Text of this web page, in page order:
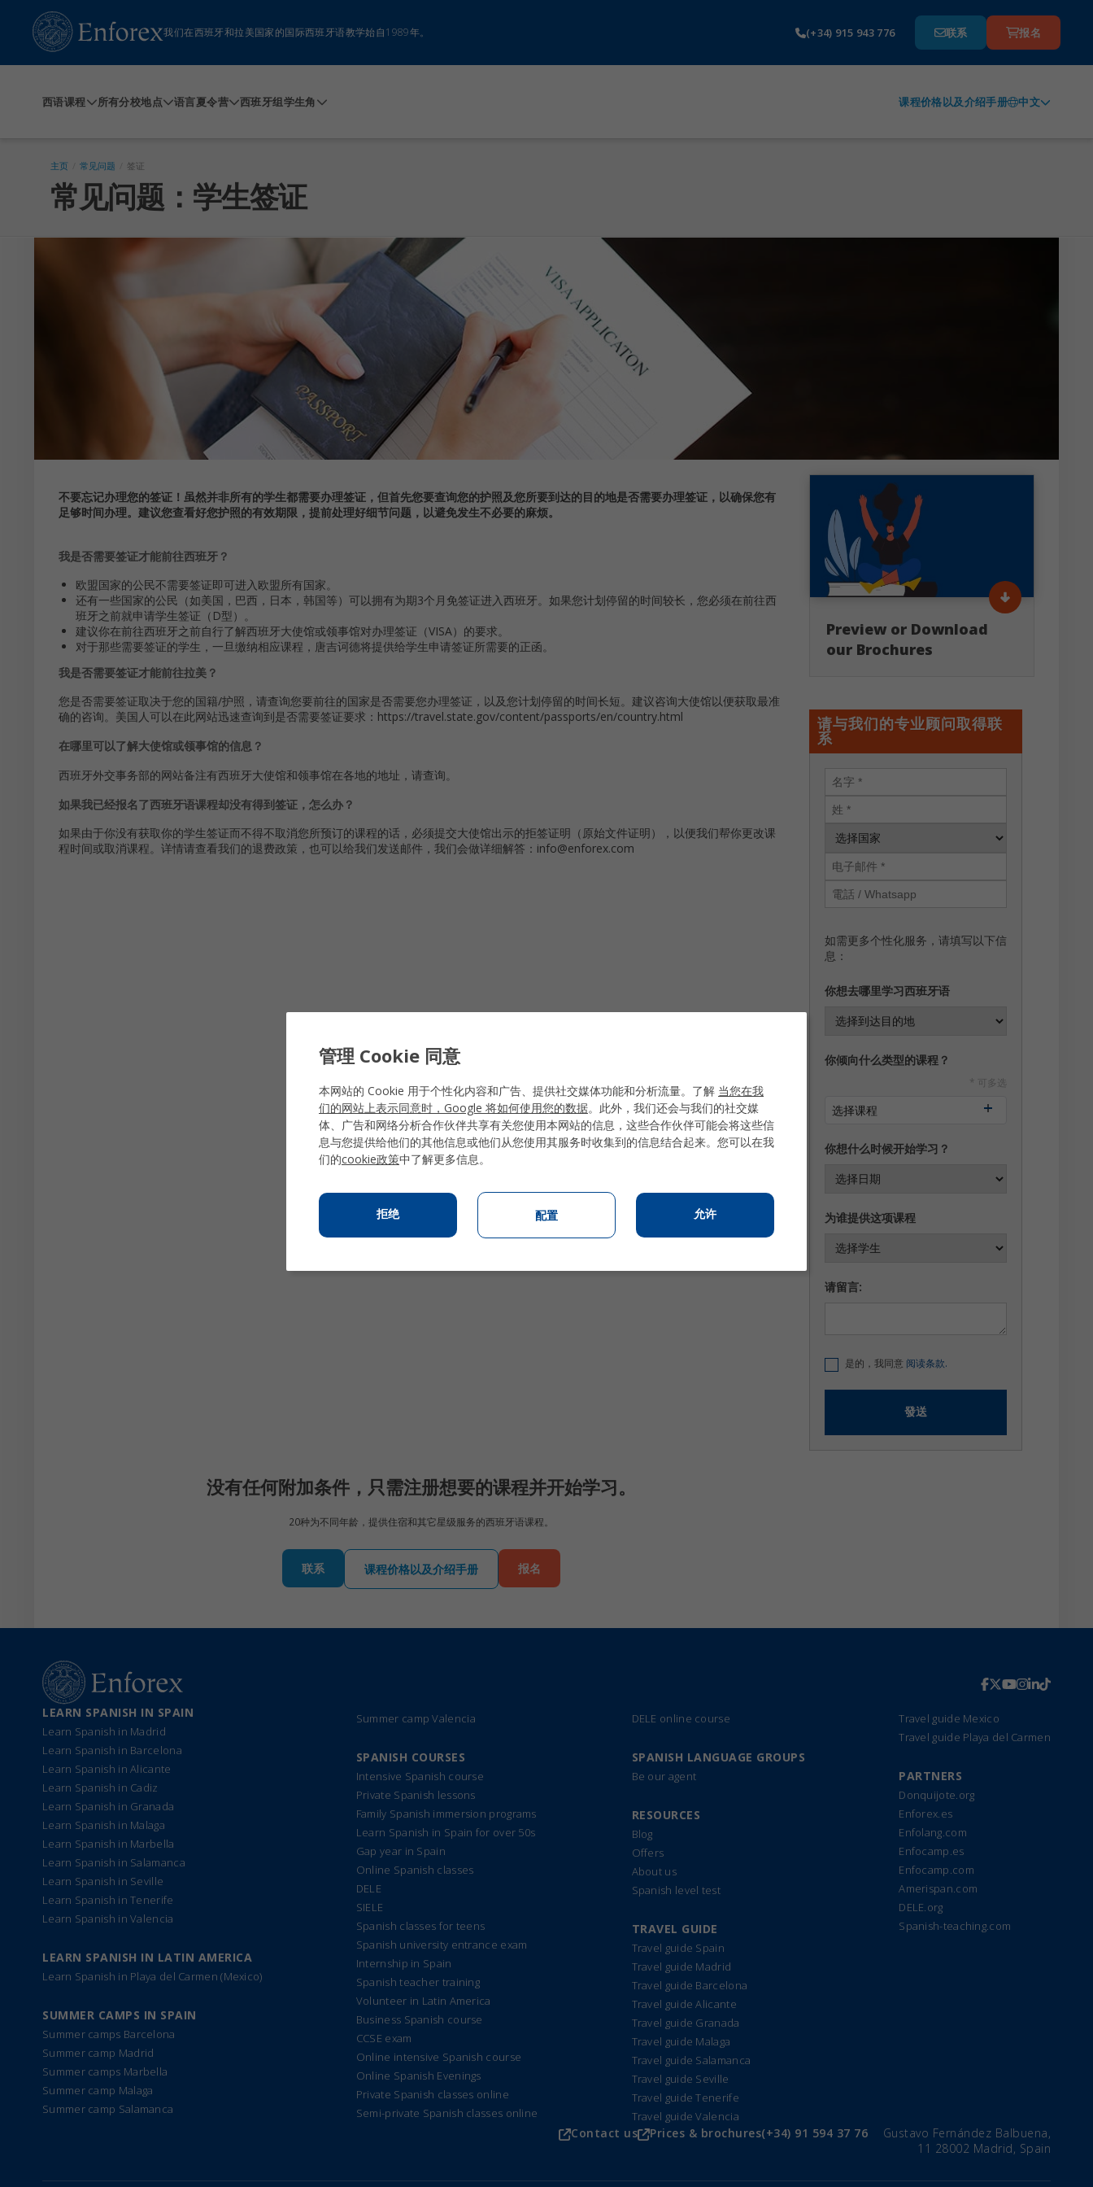
我们在西班牙和拉美国家的国际西班牙语教学始自1989年。 (+34) 915 943 776 联系 报名
西语课程 所有分校地点 语言夏令营 西班牙组学生角 课程价格以及介绍手册 中文
主页 常见问题 签证
常见问题：学生签证
不要忘记办理您的签证！虽然并非所有的学生都需要办理签证，但首先您要查询您的护照及您所要到达的目的地是否需要办理签证，以确保您有
足够时间办理。建议您查看好您护照的有效期限，提前处理好细节问题，以避免发生不必要的麻烦。
我是否需要签证才能前往西班牙？
欧盟国家的公民不需要签证即可进入欧盟所有国家。
还有一些国家的公民（如美国，巴西，日本，韩国等）可以拥有为期3个月免签证进入西班牙。如果您计划停留的时间较长，您必须在前往西
班牙之前就申请学生签证（D型）。
建议你在前往西班牙之前自行了解西班牙大使馆或领事馆对办理签证（VISA）的要求。
对于那些需要签证的学生，一旦缴纳相应课程，唐吉诃德将提供给学生申请签证所需要的正函。
我是否需要签证才能前往拉美？
您是否需要签证取决于您的国籍/护照，请查询您要前往的国家是否需要您办理签证，以及您计划停留的时间长短。建议咨询大使馆以便获取最准
确的咨询。美国人可以在此网站迅速查询到是否需要签证要求：https://travel.state.gov/content/passports/en/country.html
在哪里可以了解大使馆或领事馆的信息？
西班牙外交事务部的网站备注有西班牙大使馆和领事馆在各地的地址，请查询。
如果我已经报名了西班牙语课程却没有得到签证，怎么办？
如果由于你没有获取你的学生签证而不得不取消您所预订的课程的话，必须提交大使馆出示的拒签证明（原始文件证明），以便我们帮你更改课
程时间或取消课程。详情请查看我们的退费政策，也可以给我们发送邮件，我们会做详细解答：info@enforex.com
Preview or Download
our Brochures
请与我们的专业顾问取得联
系
如需更多个性化服务，请填写以下信
息：
你想去哪里学习西班牙语
你倾向什么类型的课程？
* 可多选
选择课程
你想什么时候开始学习？
为谁提供这项课程
请留言:
是的，我同意 阅读条款.
没有任何附加条件，只需注册想要的课程并开始学习。
20种为不同年龄，提供住宿和其它星级服务的西班牙语课程。
联系 课程价格以及介绍手册 报名
LEARN SPANISH IN SPAIN
Learn Spanish in Madrid
Learn Spanish in Barcelona
Learn Spanish in Alicante
Learn Spanish in Cadiz
Learn Spanish in Granada
Learn Spanish in Malaga
Learn Spanish in Marbella
Learn Spanish in Salamanca
Learn Spanish in Seville
Learn Spanish in Tenerife
Learn Spanish in Valencia
LEARN SPANISH IN LATIN AMERICA
Learn Spanish in Playa del Carmen (Mexico)
SUMMER CAMPS IN SPAIN
Summer camps Barcelona
Summer camp Madrid
Summer camps Marbella
Summer camp Malaga
Summer camp Salamanca
Summer camp Valencia
SPANISH COURSES
Intensive Spanish course
Private Spanish lessons
Family Spanish immersion programs
Learn Spanish in Spain for over 50s
Gap year in Spain
Online Spanish classes
DELE
SIELE
Spanish classes for teens
Spanish university entrance exam
Internship in Spain
Spanish teacher training
Volunteer in Latin America
Business Spanish course
CCSE exam
Online intensive Spanish course
Online Spanish Evenings
Private Spanish classes online
Semi-private Spanish classes online
DELE online course
SPANISH LANGUAGE GROUPS
Be our agent
RESOURCES
Blog
Offers
About us
Spanish level test
TRAVEL GUIDE
Travel guide Spain
Travel guide Madrid
Travel guide Barcelona
Travel guide Alicante
Travel guide Granada
Travel guide Malaga
Travel guide Salamanca
Travel guide Seville
Travel guide Tenerife
Travel guide Valencia
Travel guide Mexico
Travel guide Playa del Carmen
PARTNERS
Donquijote.org
Enforex.es
Enfolang.com
Enfocamp.es
Enfocamp.com
Amerispan.com
DELE.org
Spanish-teaching.com
Contact us Prices & brochures(+34) 91 594 37 76
Gustavo Fernández Balbuena,
11 28002 Madrid, Spain
管理 Cookie 同意
本网站的 Cookie 用于个性化内容和广告、提供社交媒体功能和分析流量。了解 当您在我
们的网站上表示同意时，Google 将如何使用您的数据。此外，我们还会与我们的社交媒
体、广告和网络分析合作伙伴共享有关您使用本网站的信息，这些合作伙伴可能会将这些信
息与您提供给他们的其他信息或他们从您使用其服务时收集到的信息结合起来。您可以在我
们的cookie政策中了解更多信息。
拒绝 配置 允许